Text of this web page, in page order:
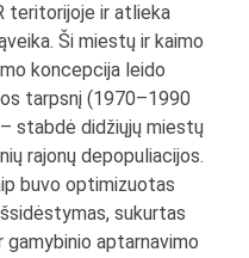
teritorijoje ir atlieka
Ši miestų ir kaimo
koncepcija leido
tarpsnį (1970–1990
stabdė didžiųjų miestų
rajonų depopuliacijos.
buvo optimizuotas
sukurtas
aptarnavimo